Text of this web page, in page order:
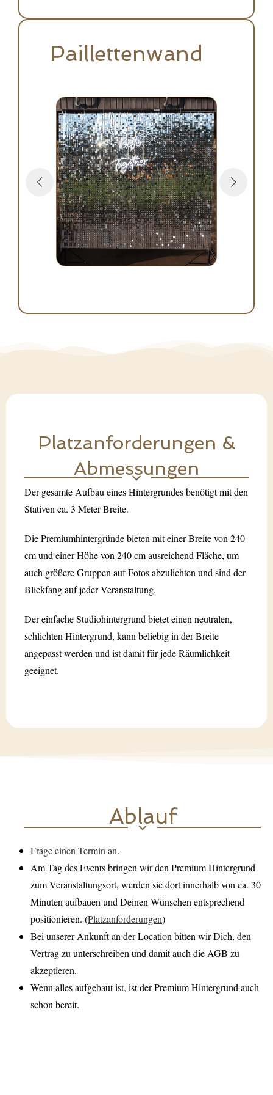
Paillettenwand
Platzanforderungen &
Abmessungen
Der gesamte Aufbau eines Hintergrundes benötigt mit den
Stativen ca. 3 Meter Breite.
Die Premiumhintergründe bieten mit einer Breite von 240
cm und einer Höhe von 240 cm ausreichend Fläche, um
auch größere Gruppen auf Fotos abzulichten und sind der
Blickfang auf jeder Veranstaltung.
Der einfache Studiohintergrund bietet einen neutralen,
schlichten Hintergrund, kann beliebig in der Breite
angepasst werden und ist damit für jede Räumlichkeit
geeignet.
Ablauf
Frage einen Termin an.
Am Tag des Events bringen wir den Premium Hintergrund
zum Veranstaltungsort, werden sie dort innerhalb von ca. 30
Minuten aufbauen und Deinen Wünschen entsprechend
positionieren. (Platzanforderungen)
Bei unserer Ankunft an der Location bitten wir Dich, den
Vertrag zu unterschreiben und damit auch die AGB zu
akzeptieren.
Wenn alles aufgebaut ist, ist der Premium Hintergrund auch
schon bereit.